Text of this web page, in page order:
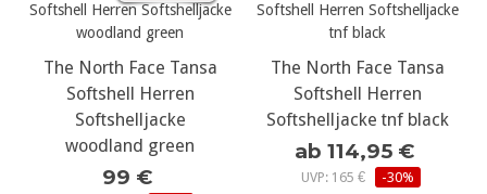
The North Face Tansa
Softshell Herren
Softshelljacke
woodland green
99 €
The North Face Tansa
Softshell Herren
Softshelljacke tnf black
ab 114,95 €
UVP: 165 € -30%